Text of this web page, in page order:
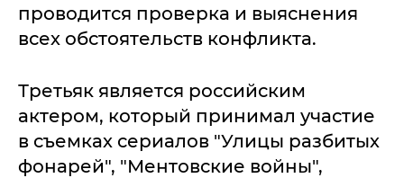
проводится проверка и выяснения
всех обстоятельств конфликта.
Третьяк является российским
актером, который принимал участие
в съемках сериалов "Улицы разбитых
фонарей", "Ментовские войны",